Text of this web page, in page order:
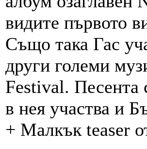
видите първото
Също така Гас
други големи
Festival. Песента
в нея участва и
+ Малкък teaser